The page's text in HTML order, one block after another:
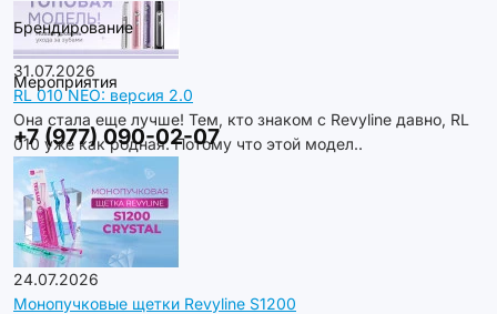
Брендирование
Мероприятия
+7 (977) 090-02-07
31.07.2026
RL 010 NEO: версия 2.0
Она стала еще лучше! Тем, кто знаком с Revyline давно, RL
010 уже как родная. Потому что этой модел..
24.07.2026
Монопучковые щетки Revyline S1200